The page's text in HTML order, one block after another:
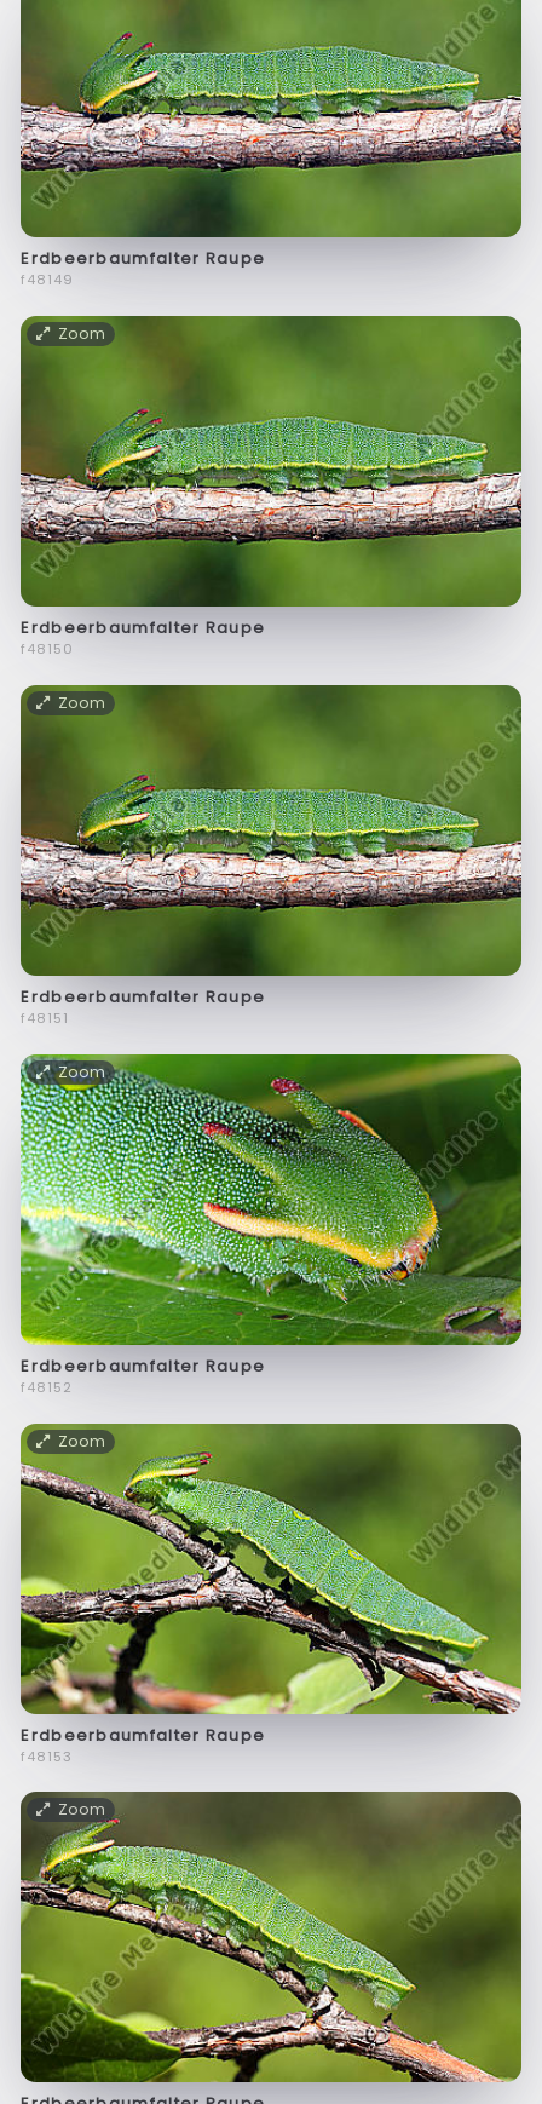
Erdbeerbaumfalter Raupe
f48149
Zoom
Erdbeerbaumfalter Raupe
f48150
Zoom
Erdbeerbaumfalter Raupe
f48151
Zoom
Erdbeerbaumfalter Raupe
f48152
Zoom
Erdbeerbaumfalter Raupe
f48153
Zoom